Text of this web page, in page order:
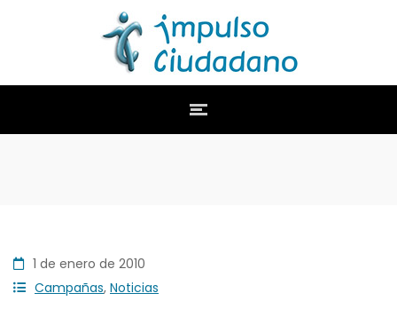
1 de enero de 2010
Campañas, Noticias